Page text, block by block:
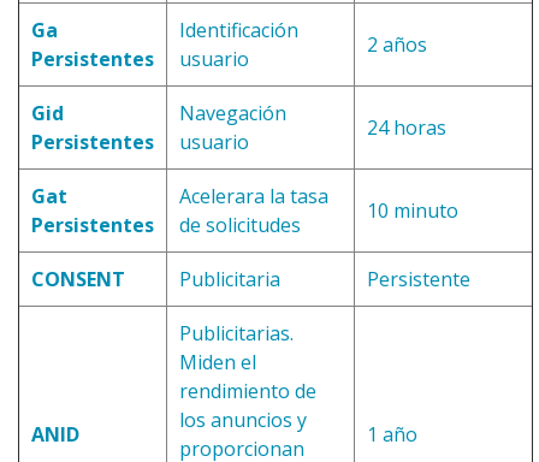
Ga
Persistentes
Identificación
usuario
2 años
Gid
Persistentes
Navegación
usuario
24 horas
Gat
Persistentes
Acelerara la tasa
de solicitudes
10 minuto
CONSENT Publicitaria Persistente
ANID
Publicitarias.
Miden el
rendimiento de
los anuncios y
proporcionan
1 año